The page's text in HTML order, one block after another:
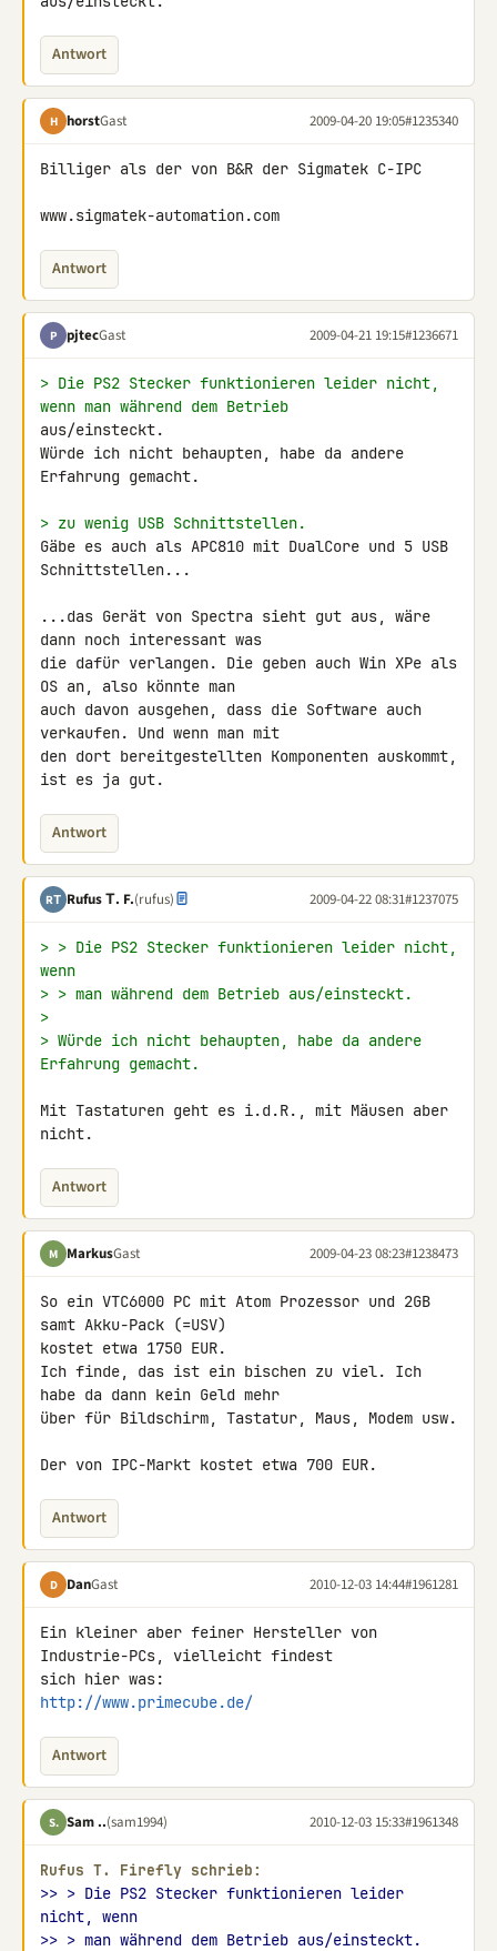
Antwort
H horstGast 2009-04-20 19:05#1235340
Billiger als der von B&R der Sigmatek C-IPC
www.sigmatek-automation.com
Antwort
P pjtecGast 2009-04-21 19:15#1236671
> Die PS2 Stecker funktionieren leider nicht,
wenn man während dem Betrieb
aus/einsteckt.
Würde ich nicht behaupten, habe da andere
Erfahrung gemacht.
> zu wenig USB Schnittstellen.
Gäbe es auch als APC810 mit DualCore und 5 USB
Schnittstellen...
...das Gerät von Spectra sieht gut aus, wäre
dann noch interessant was
die dafür verlangen. Die geben auch Win XPe als
OS an, also könnte man
auch davon ausgehen, dass die Software auch
verkaufen. Und wenn man mit
den dort bereitgestellten Komponenten auskommt,
ist es ja gut.
Antwort
RΤ Rufus Τ. F.(rufus) 2009-04-22 08:31#1237075
> > Die PS2 Stecker funktionieren leider nicht,
wenn
> > man während dem Betrieb aus/einsteckt.
>
> Würde ich nicht behaupten, habe da andere
Erfahrung gemacht.
Mit Tastaturen geht es i.d.R., mit Mäusen aber
nicht.
Antwort
M MarkusGast 2009-04-23 08:23#1238473
So ein VTC6000 PC mit Atom Prozessor und 2GB
samt Akku-Pack (=USV)
kostet etwa 1750 EUR.
Ich finde, das ist ein bischen zu viel. Ich
habe da dann kein Geld mehr
über für Bildschirm, Tastatur, Maus, Modem usw.
Der von IPC-Markt kostet etwa 700 EUR.
Antwort
D DanGast 2010-12-03 14:44#1961281
Ein kleiner aber feiner Hersteller von
Industrie-PCs, vielleicht findest
http://www.primecube.de/
Antwort
S. Sam ..(sam1994) 2010-12-03 15:33#1961348
Rufus Τ. Firefly schrieb:
>> > Die PS2 Stecker funktionieren leider
nicht, wenn
>> > man während dem Betrieb aus/einsteckt.